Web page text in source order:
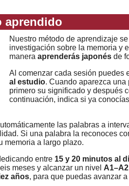
aprendido
Nuestro método de aprendizaje
investigación sobre la memoria y el
manera aprenderás japonésde
Al comenzar cada sesión puedes
al estudio. Cuando aparezca una
primero su significado y después
continuación, indica si ya
las palabras a
Si una palabra la reconoces
memoria a largo plazo.
entre 15 y 20 minutos al
meses y alcanzar un nivel
años, para que puedas avanzar